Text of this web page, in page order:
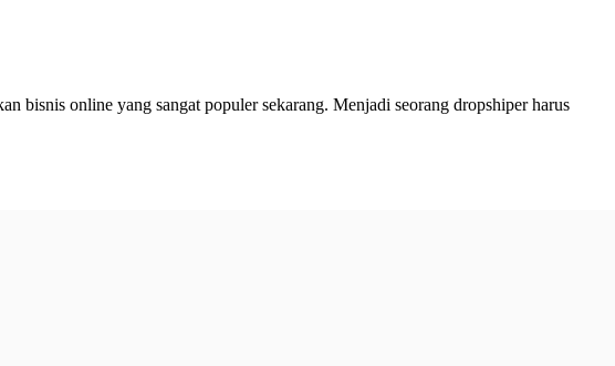
bisnis online yang sangat populer sekarang. Menjadi seorang dropshiper harus